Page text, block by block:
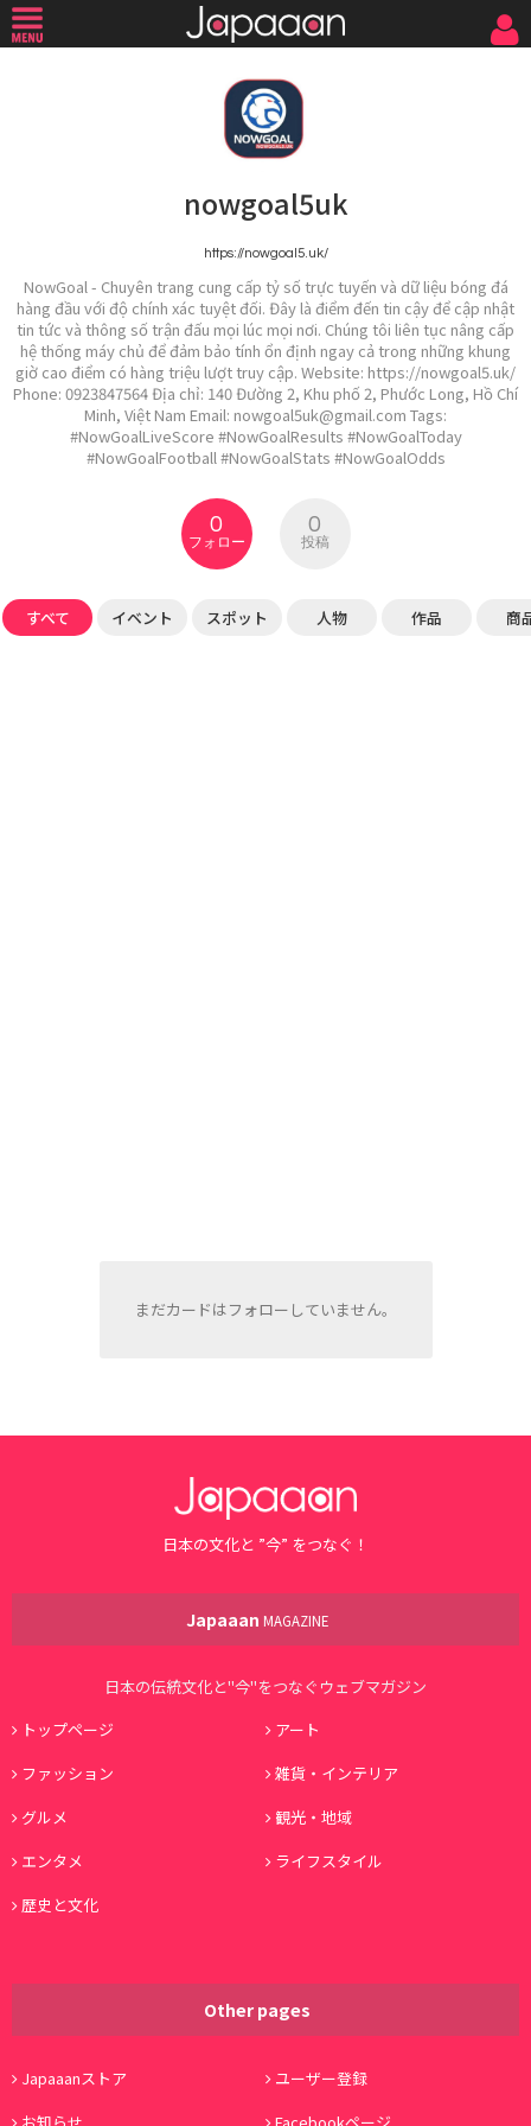
nowgoal5uk
https://nowgoal5.uk/
NowGoal - Chuyên trang cung cấp tỷ số trực tuyến và dữ liệu bóng đá
hàng đầu với độ chính xác tuyệt đối. Đây là điểm đến tin cậy để cập nhật
tin tức và thông số trận đấu mọi lúc mọi nơi. Chúng tôi liên tục nâng cấp
hệ thống máy chủ để đảm bảo tính ổn định ngay cả trong những khung
giờ cao điểm có hàng triệu lượt truy cập. Website: https://nowgoal5.uk/
Phone: 0923847564 Địa chỉ: 140 Đường 2, Khu phố 2, Phước Long, Hồ Chí
Minh, Việt Nam Email: nowgoal5uk@gmail.com Tags:
#NowGoalLiveScore #NowGoalResults #NowGoalToday
#NowGoalFootball #NowGoalStats #NowGoalOdds
0
フォロー
0
投稿
すべて イベント スポット 人物 作品 商
まだカードはフォローしていません。
日本の文化と ”今” をつなぐ！
Japaaan MAGAZINE
日本の伝統文化と"今"をつなぐウェブマガジン
トップページ
アート
ファッション
雑貨・インテリア
グルメ
観光・地域
エンタメ
ライフスタイル
歴史と文化
Other pages
Japaaanストア
ユーザー登録